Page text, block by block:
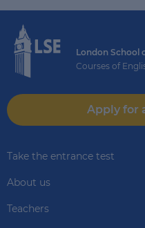
London School
Courses of
Apply for
Take the entrance test
About us
Teachers